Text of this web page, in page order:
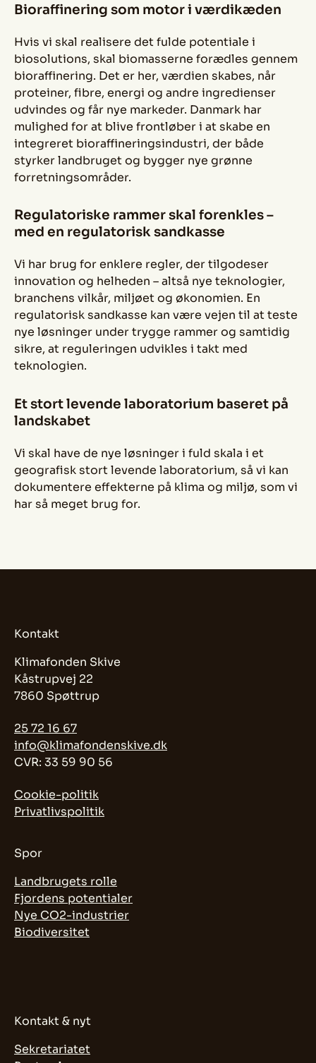
Bioraffinering som motor i værdikæden
Hvis vi skal realisere det fulde potentiale i
biosolutions, skal biomasserne forædles gennem
bioraffinering. Det er her, værdien skabes, når
proteiner, fibre, energi og andre ingredienser
udvindes og får nye markeder. Danmark har
mulighed for at blive frontløber i at skabe en
integreret bioraffineringsindustri, der både
styrker landbruget og bygger nye grønne
forretningsområder.
Regulatoriske rammer skal forenkles –
med en regulatorisk sandkasse
Vi har brug for enklere regler, der tilgodeser
innovation og helheden – altså nye teknologier,
branchens vilkår, miljøet og økonomien. En
regulatorisk sandkasse kan være vejen til at teste
nye løsninger under trygge rammer og samtidig
sikre, at reguleringen udvikles i takt med
teknologien.
Et stort levende laboratorium baseret på
landskabet
Vi skal have de nye løsninger i fuld skala i et
geografisk stort levende laboratorium, så vi kan
dokumentere effekterne på klima og miljø, som vi
har så meget brug for.
Kontakt
Klimafonden Skive
Kåstrupvej 22
7860 Spøttrup
25 72 16 67
info@klimafondenskive.dk
CVR: 33 59 90 56
Cookie-politik
Privatlivspolitik
Spor
Landbrugets rolle
Fjordens potentialer
Nye CO2-industrier
Biodiversitet
Kontakt & nyt
Sekretariatet